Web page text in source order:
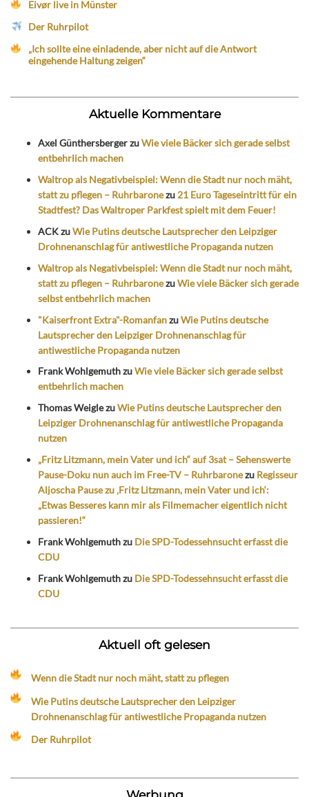
Eivør live in Münster
Der Ruhrpilot
„Ich sollte eine einladende, aber nicht auf die Antwort
eingehende Haltung zeigen“
Aktuelle Kommentare
Axel GünthersbergerzuWie viele Bäcker sich gerade selbst
entbehrlich machen
Waltrop als Negativbeispiel: Wenn die Stadt nur noch mäht,
statt zu pflegen – Ruhrbaronezu 21 Euro Tageseintritt für ein
Stadtfest? Das Waltroper Parkfest spielt mit dem Feuer!
ACKzuWie Putins deutsche Lautsprecher den Leipziger
Drohnenanschlag für antiwestliche Propaganda nutzen
Waltrop als Negativbeispiel: Wenn die Stadt nur noch mäht,
statt zu pflegen – RuhrbaronezuWie viele Bäcker sich gerade
selbst entbehrlich machen
"Kaiserfront Extra"-RomanfanzuWie Putins deutsche
Lautsprecher den Leipziger Drohnenanschlag für
antiwestliche Propaganda nutzen
Frank WohlgemuthzuWie viele Bäcker sich gerade selbst
entbehrlich machen
Thomas WeiglezuWie Putins deutsche Lautsprecher den
Leipziger Drohnenanschlag für antiwestliche Propaganda
nutzen
„Fritz Litzmann, mein Vater und ich“ auf 3sat – Sehenswerte
Pause-Doku nun auch im Free-TV – Ruhrbaronezu Regisseur
Aljoscha Pause zu ‚Fritz Litzmann, mein Vater und ich‘:
„Etwas Besseres kann mir als Filmemacher eigentlich nicht
passieren!“
Frank Wohlgemuthzu Die SPD-Todessehnsucht erfasst die
CDU
Frank Wohlgemuthzu Die SPD-Todessehnsucht erfasst die
CDU
Aktuell oft gelesen
Wenn die Stadt nur noch mäht, statt zu pflegen
Wie Putins deutsche Lautsprecher den Leipziger
Drohnenanschlag für antiwestliche Propaganda nutzen
Der Ruhrpilot